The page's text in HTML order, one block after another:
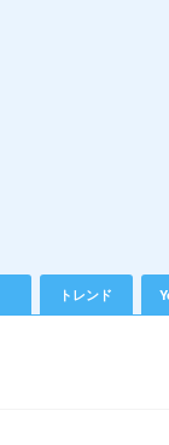
トレンド